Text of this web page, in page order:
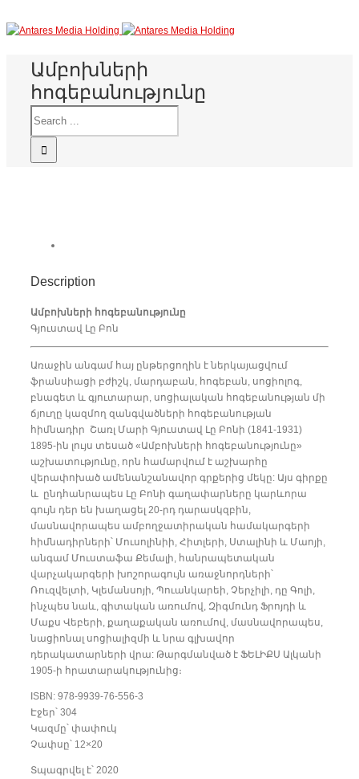
Ամբոխների
հոգեբանությունը
Description
Ամբոխների հոգեբանությունը
Գյուստավ Լը Բոն
Առաջին անգամ հայ ընթերցողին է ներկայացվում
ֆրանսիացի բժիշկ, մարդաբան, հոգեբան, սոցիոլոգ,
բնագետ և գյուտարար, սոցիալական հոգեբանության մի
ճյուղը կազմող զանգվածների հոգեբանության
հիմնադիր Շառլ­ Մարի Գյուստավ Լը Բոնի (1841-­1931)
1895-­ին լույս տեսած «Ամբոխների հոգեբանությունը»
աշխատությունը, որն համարվում է աշխարհը
վերափոխած ամենանշանավոր գրքերից մեկը: Այս գիրքը
և ընդհանրապես Լը Բոնի գաղափարները կարևորա
գույն դեր են խաղացել 20-­րդ դարասկզբին,
մասնավորապես ամբողջատիրական համակարգերի
հիմնադիրների՝ Մուսոլինիի, Հիտլերի, Ստալինի և Մաոյի,
անգամ Մուստաֆա Քեմալի, հանրապետական
վարչակարգերի խոշորագույն առաջնորդների՝
Ռուզվելտի, Կլեմանսոյի, Պուանկարեի, Չերչիլի, դը Գոլի,
ինչպես նաև, գիտական առումով, Զիգմունդ Ֆրոյդի և
Մաքս Վեբերի, քաղաքական առումով, մասնավորապես,
նացիոնալ սոցիալիզմի և նրա գլխավոր
դերակատարների վրա: Թարգմանված է ՖԵԼԻՔՍ Ալկանի
1905-­ի հրատարակությունից։
ISBN: 978-9939-76-556-3
Էջեր՝ 304
Կազմը՝ փափուկ
Չափսը՝ 12×20
Տպագրվել է՝ 2020